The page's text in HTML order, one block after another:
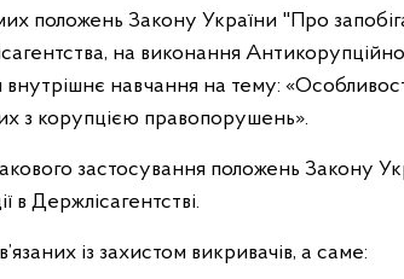
положень Закону України "Про
на виконання
навчання на тему:
з корупцією правопорушень».
застосування положень Закону
в Держлісагентстві.
із захистом викривачів, а саме: